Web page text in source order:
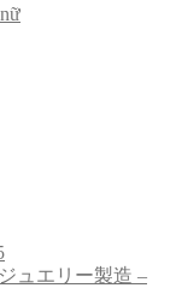
ュエリー製造 –